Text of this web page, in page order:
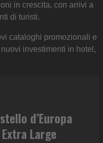
in crescita, con arrivi a
di turisti.
cataloghi promozionali e
investimenti in hotel,
d’Europa
Large